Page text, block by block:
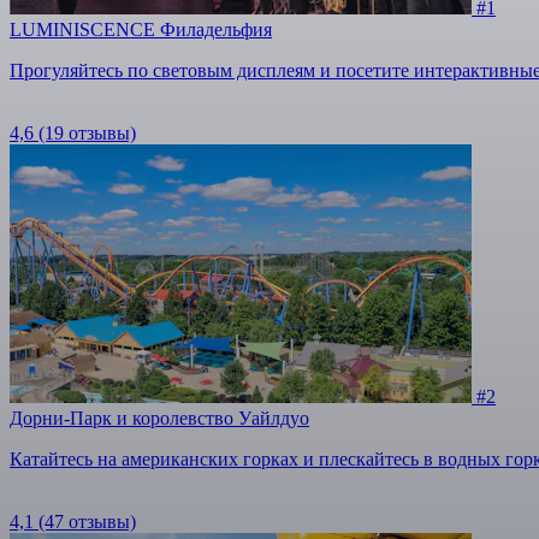
#1
LUMINISCENCE Филадельфия
Прогуляйтесь по световым дисплеям и посетите
4,6 (19 отзывы)
#2
Дорни-Парк и королевство Уайлдуо
Катайтесь на американских горках и плескайтесь в водных
4,1 (47 отзывы)